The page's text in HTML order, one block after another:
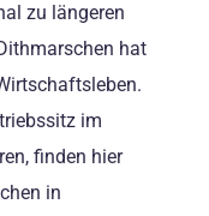
zu längeren
hat
im
finden hier
in